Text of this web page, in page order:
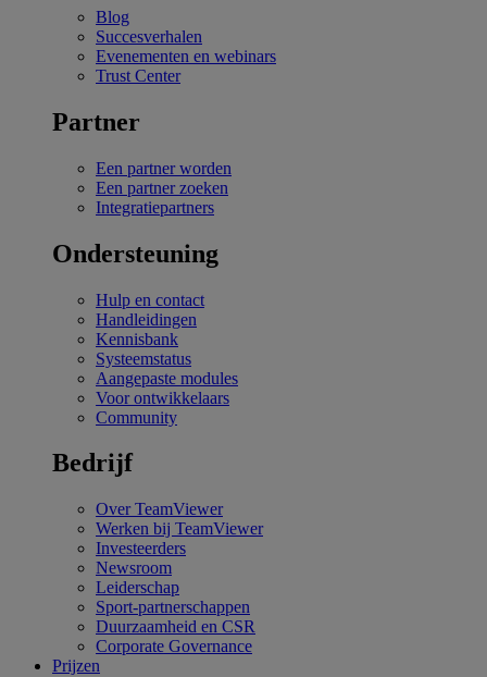
Blog
Succesverhalen
Evenementen en webinars
Trust Center
Partner
Een partner worden
Een partner zoeken
Integratiepartners
Ondersteuning
Hulp en contact
Handleidingen
Kennisbank
Systeemstatus
Aangepaste modules
Voor ontwikkelaars
Community
Bedrijf
Over TeamViewer
Werken bij TeamViewer
Investeerders
Newsroom
Leiderschap
Sport-partnerschappen
Duurzaamheid en CSR
Corporate Governance
Prijzen